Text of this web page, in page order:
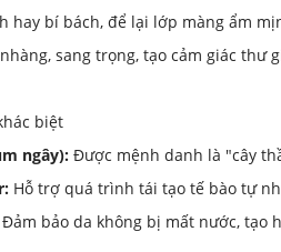
hay bí bách, để lại lớp màng ẩm
sang trọng, tạo cảm giác thư
biệt
ngây): Được mệnh danh là "cây
Hỗ trợ quá trình tái tạo tế bào tự
Đảm bảo da không bị mất nước, tạo